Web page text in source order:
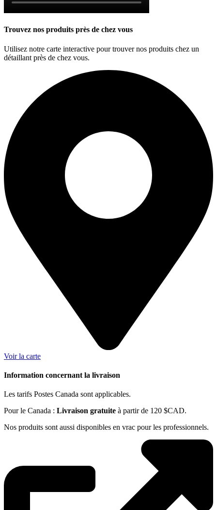
Trouvez nos produits près de chez vous
Utilisez notre carte interactive pour trouver nos produits chez un
détaillant près de chez vous.
Voir la carte
Information concernant la livraison
Les tarifs Postes Canada sont applicables.
Pour le Canada : Livraison gratuite à partir de 120 $CAD.
Nos produits sont aussi disponibles en vrac pour les professionnels.